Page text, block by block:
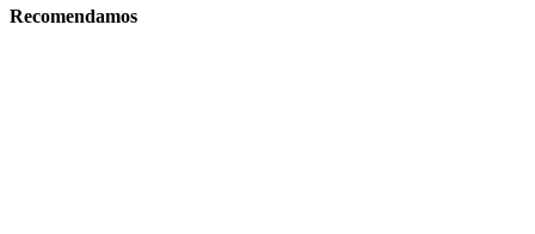
Recomendamos